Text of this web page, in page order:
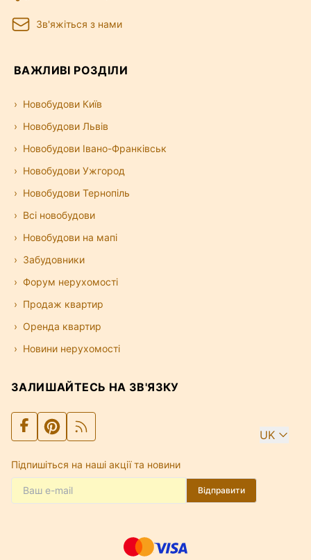
Зв'яжіться з нами
ВАЖЛИВІ РОЗДІЛИ
Новобудови Київ
Новобудови Львів
Новобудови Івано-Франківськ
Новобудови Ужгород
Новобудови Тернопіль
Всі новобудови
Новобудови на мапі
Забудовники
Форум нерухомості
Продаж квартир
Оренда квартир
Новини нерухомості
ЗАЛИШАЙТЕСЬ НА ЗВ'ЯЗКУ
UK
Підпишіться на наші акції та новини
Відправити